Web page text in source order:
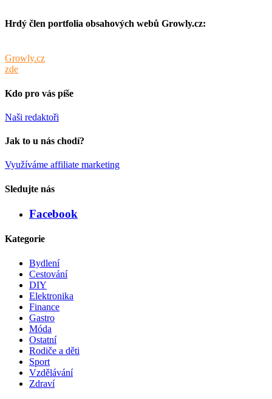
Hrdý člen portfolia obsahových webů Growly.cz:
Growly.cz
zde
Kdo pro vás píše
Naši redaktoři
Jak to u nás chodí?
Využíváme affiliate marketing
Sledujte nás
Facebook
Kategorie
Bydlení
Cestování
DIY
Elektronika
Finance
Gastro
Móda
Ostatní
Rodiče a děti
Sport
Vzdělávání
Zdraví